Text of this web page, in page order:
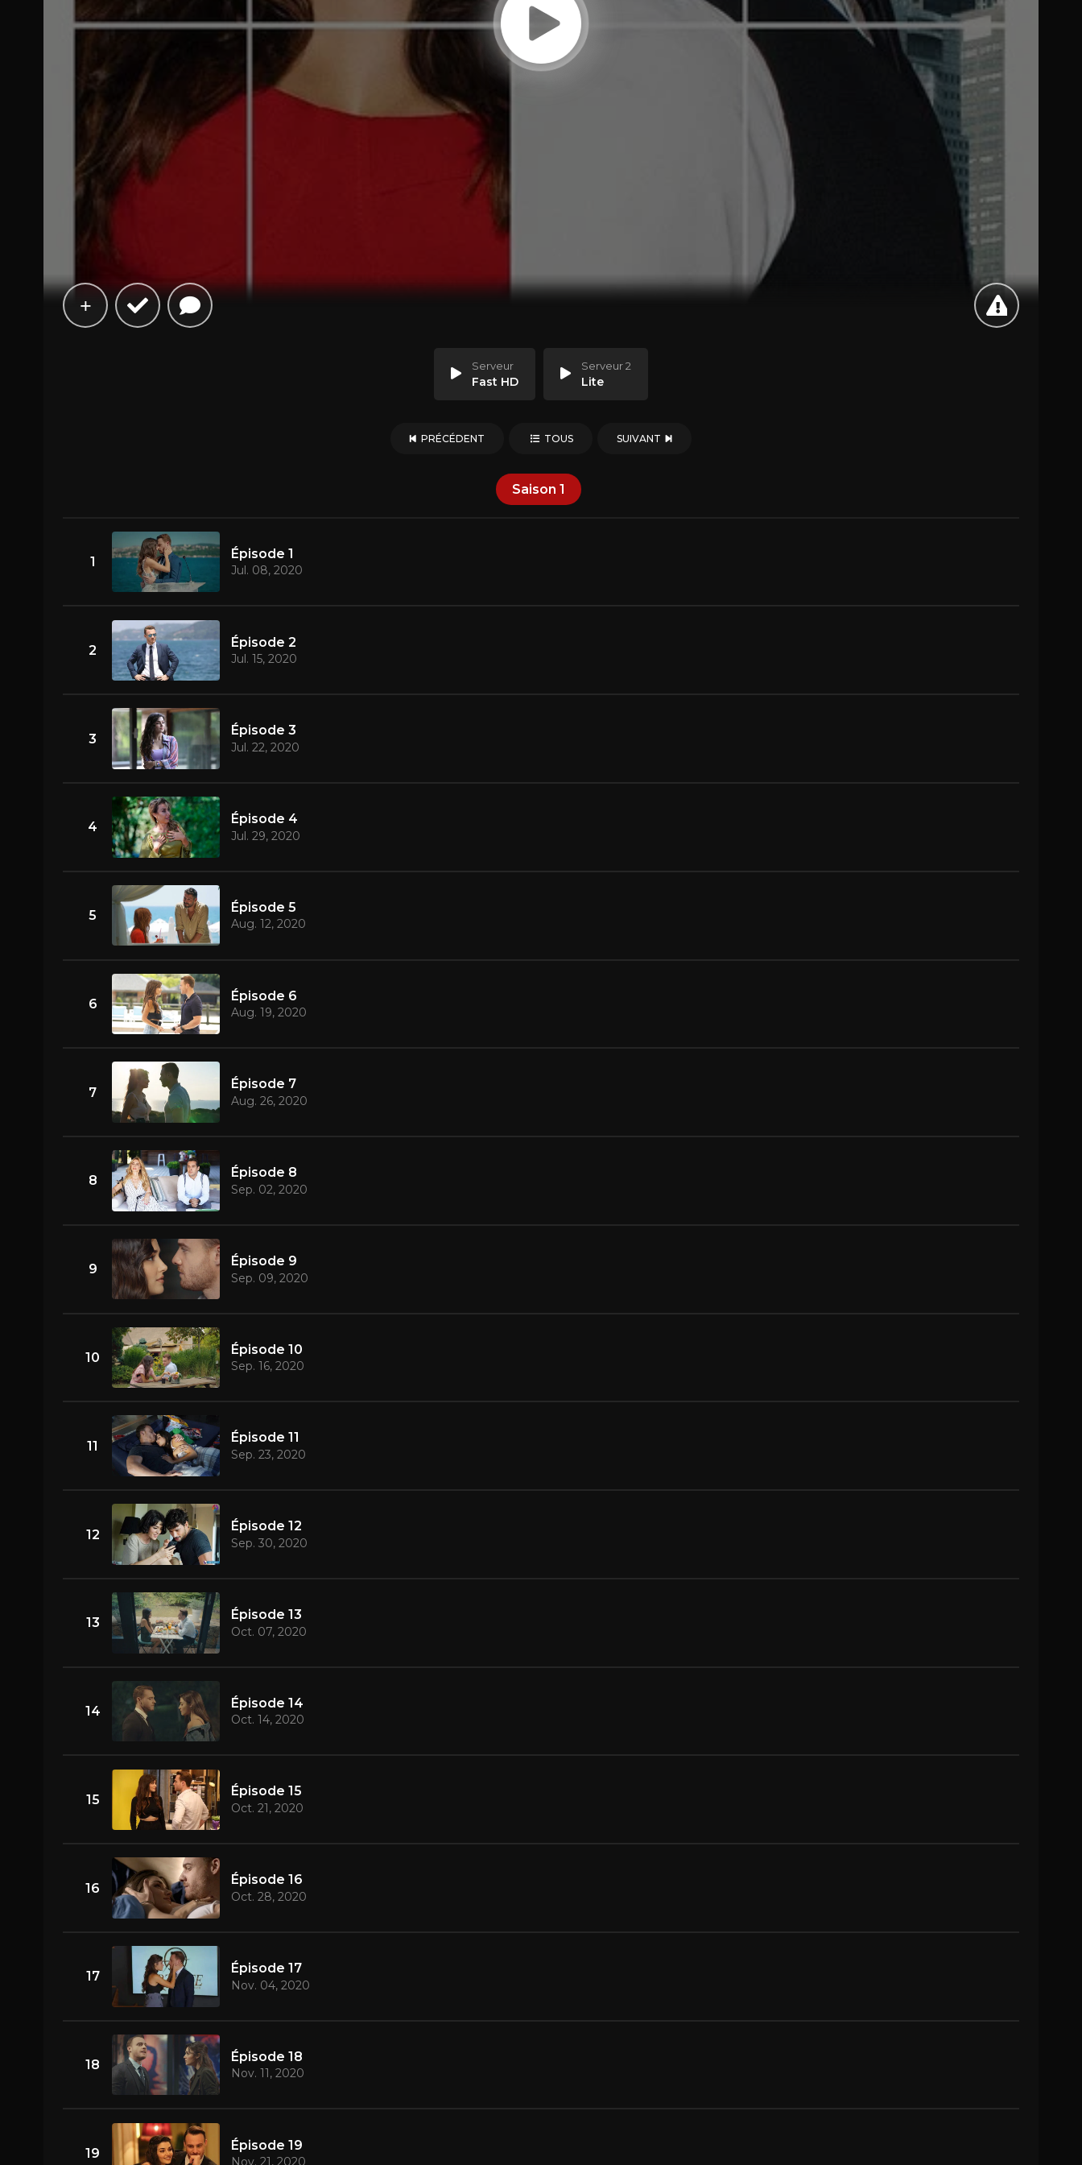
Serveur
Fast HD
Serveur 2
Lite
PRÉCÉDENT TOUS SUIVANT
Saison 1
1
Épisode 1
Jul. 08, 2020
2
Épisode 2
Jul. 15, 2020
3
Épisode 3
Jul. 22, 2020
4
Épisode 4
Jul. 29, 2020
5
Épisode 5
Aug. 12, 2020
6
Épisode 6
Aug. 19, 2020
7
Épisode 7
Aug. 26, 2020
8
Épisode 8
Sep. 02, 2020
9
Épisode 9
Sep. 09, 2020
10
Épisode 10
Sep. 16, 2020
11
Épisode 11
Sep. 23, 2020
12
Épisode 12
Sep. 30, 2020
13
Épisode 13
Oct. 07, 2020
14
Épisode 14
Oct. 14, 2020
15
Épisode 15
Oct. 21, 2020
16
Épisode 16
Oct. 28, 2020
17
Épisode 17
Nov. 04, 2020
18
Épisode 18
Nov. 11, 2020
19
Épisode 19
Nov. 21, 2020